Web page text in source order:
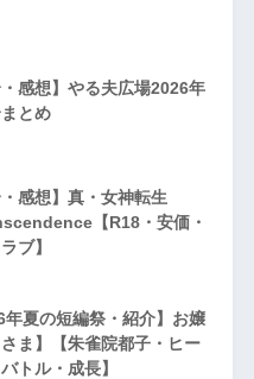
・感想】やる夫広場2026年
とめ
・感想】真・女神転生
【R18・安価・
ブ】
年夏の短編祭・紹介】お嬢
ま】【朱雀院都子・ヒー
トル・成長】